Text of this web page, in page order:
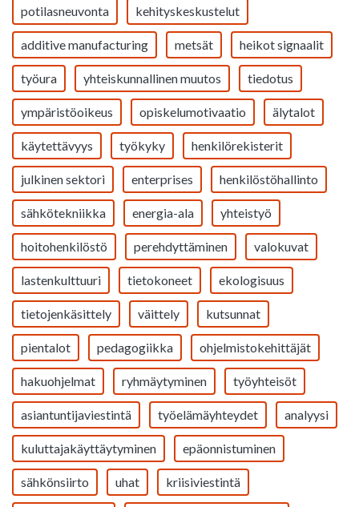
potilasneuvonta kehityskeskustelut
additive manufacturing metsät heikot signaalit
työura yhteiskunnallinen muutos tiedotus
ympäristöoikeus opiskelumotivaatio älytalot
käytettävyys työkyky henkilörekisterit
julkinen sektori enterprises henkilöstöhallinto
sähkötekniikka energia-ala yhteistyö
hoitohenkilöstö perehdyttäminen valokuvat
lastenkulttuuri tietokoneet ekologisuus
tietojenkäsittely väittely kutsunnat
pientalot pedagogiikka ohjelmistokehittäjät
hakuohjelmat ryhmäytyminen työyhteisöt
asiantuntijaviestintä työelämäyhteydet analyysi
kuluttajakäyttäytyminen epäonnistuminen
sähkönsiirto uhat kriisiviestintä